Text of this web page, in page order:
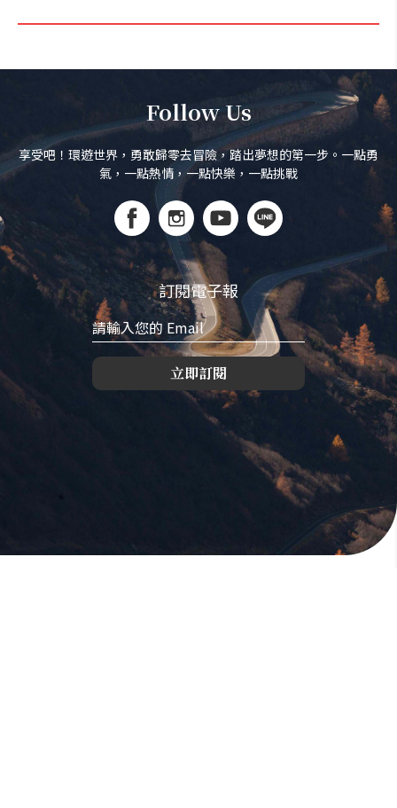
Follow Us
享受吧！環遊世界，勇敢歸零去冒險，踏出夢想的第一步。一點勇
氣，一點熱情，一點快樂，一點挑戰
訂閱電子報
立即訂閱